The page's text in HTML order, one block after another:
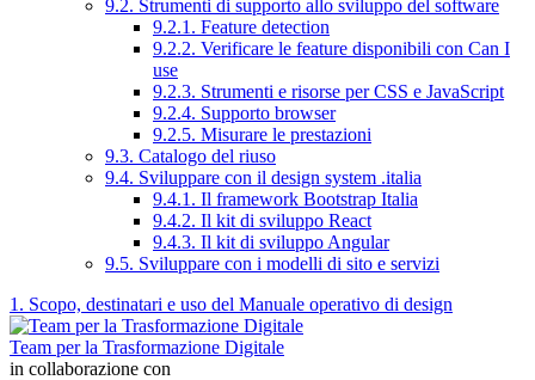
9.2. Strumenti di supporto allo sviluppo del software
9.2.1. Feature detection
9.2.2. Verificare le feature disponibili con Can I
use
9.2.3. Strumenti e risorse per CSS e JavaScript
9.2.4. Supporto browser
9.2.5. Misurare le prestazioni
9.3. Catalogo del riuso
9.4. Sviluppare con il design system .italia
9.4.1. Il framework Bootstrap Italia
9.4.2. Il kit di sviluppo React
9.4.3. Il kit di sviluppo Angular
9.5. Sviluppare con i modelli di sito e servizi
1. Scopo, destinatari e uso del Manuale operativo di design
Team per la Trasformazione Digitale
in collaborazione con